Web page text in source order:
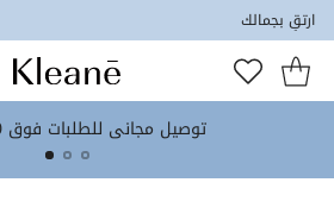
ارتقِ بجمالك
توصيل مجاني للطلبات فوق 250 درهم